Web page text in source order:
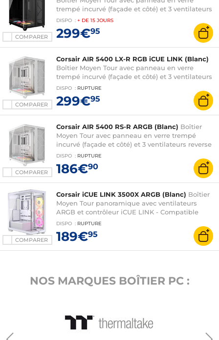
COMPARER
trempé incurvé (façade et côté) et 3 ventilateurs
iCUE LINK LX-R RGB 120 mm
DISPO : + DE 15 JOURS
299€95
COMPARER
Corsair AIR 5400 LX-R RGB iCUE LINK (Blanc)
Boîtier Moyen Tour avec panneau en verre
trempé incurvé (façade et côté) et 3 ventilateurs
iCUE LINK LX-R RGB 120 mm
DISPO : RUPTURE
299€95
COMPARER
Corsair AIR 5400 RS-R ARGB (Blanc) Boîtier
Moyen Tour avec panneau en verre trempé
incurvé (façade et côté) et 3 ventilateurs reverse
RS-R ARGB 120 mm
DISPO : RUPTURE
186€90
COMPARER
Corsair iCUE LINK 3500X ARGB (Blanc) Boîtier
Moyen Tour panoramique avec ventilateurs
ARGB et contrôleur iCUE LINK - Compatible
ASUS BTF et MSI Project Zero
DISPO : RUPTURE
189€95
NOS MARQUES BOÎTIER PC :